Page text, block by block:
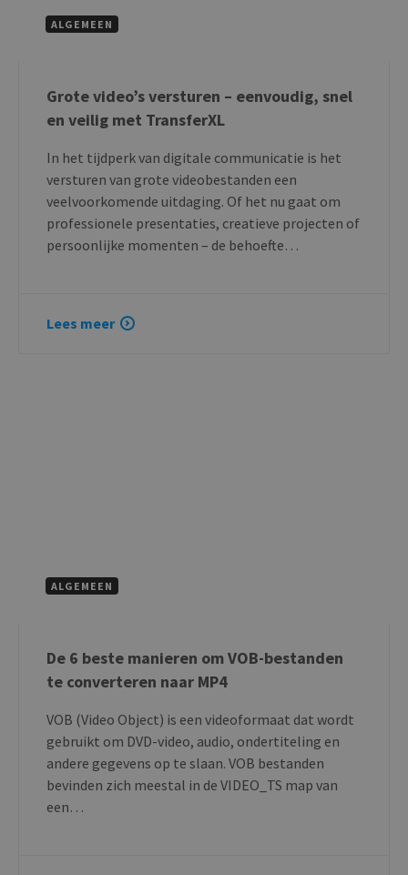
ALGEMEEN
Grote video’s versturen – eenvoudig, snel
en veilig met TransferXL
In het tijdperk van digitale communicatie is het
versturen van grote videobestanden een
veelvoorkomende uitdaging. Of het nu gaat om
professionele presentaties, creatieve projecten of
persoonlijke momenten – de behoefte…
Lees meer
ALGEMEEN
De 6 beste manieren om VOB-bestanden
te converteren naar MP4
VOB (Video Object) is een videoformaat dat wordt
gebruikt om DVD-video, audio, ondertiteling en
andere gegevens op te slaan. VOB bestanden
bevinden zich meestal in de VIDEO_TS map van
een…